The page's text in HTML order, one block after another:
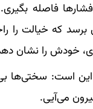
فاصله
که خیالت را
خودش را نشان
است: سختی‌ها
می‌آیی.